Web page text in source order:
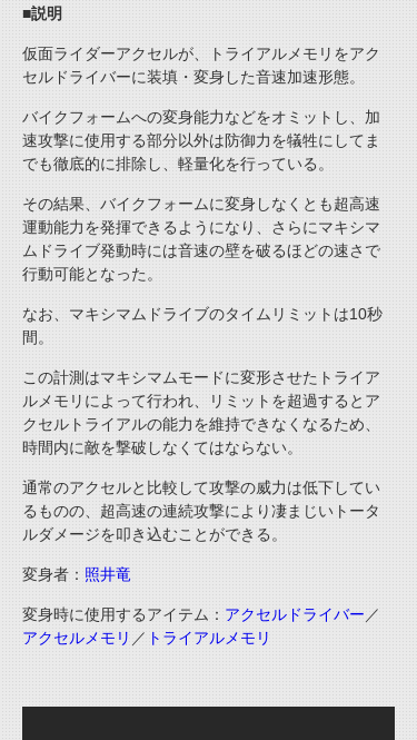
■説明
仮面ライダーアクセルが、トライアルメモリをアク
セルドライバーに装填・変身した音速加速形態。
バイクフォームへの変身能力などをオミットし、加
速攻撃に使用する部分以外は防御力を犠牲にしてま
でも徹底的に排除し、軽量化を行っている。
その結果、バイクフォームに変身しなくとも超高速
運動能力を発揮できるようになり、さらにマキシマ
ムドライブ発動時には音速の壁を破るほどの速さで
行動可能となった。
なお、マキシマムドライブのタイムリミットは10秒
間。
この計測はマキシマムモードに変形させたトライア
ルメモリによって行われ、リミットを超過するとア
クセルトライアルの能力を維持できなくなるため、
時間内に敵を撃破しなくてはならない。
通常のアクセルと比較して攻撃の威力は低下してい
るものの、超高速の連続攻撃により凄まじいトータ
ルダメージを叩き込むことができる。
変身者： 照井竜
変身時に使用するアイテム： アクセルドライバー ／
アクセルメモリ ／ トライアルメモリ